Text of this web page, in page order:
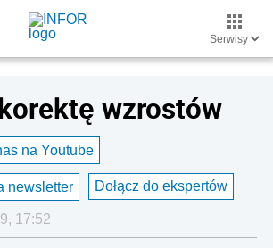
Serwisy
wzrostów
na Youtube
newsletter Dołącz do ekspertów
17:52